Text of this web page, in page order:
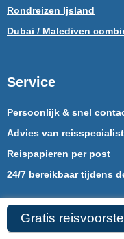
Gratis
Rondreizen Ijsland
Dubai / Malediven
Service
Persoonlijk & snel
Advies van reisspecialist
Reispapieren per post
24/7 bereikbaar tijdens
Contactgegevens